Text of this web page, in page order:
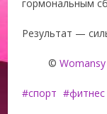
гормональным
Результат —
©
спорт фитнес